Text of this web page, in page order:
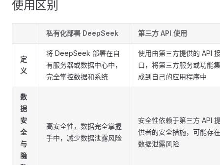
使用区别
私有化部署 DeepSeek 第三方 API 使用
定
义
将 DeepSeek 部署在自
有服务器或数据中心中，
完全掌控数据和系统
使用由第三方提供的 API
口，将第三方服务或功能集
成到自己的应用程序中
数
据
安
全
与
隐
高安全性，数据完全掌握
手中，减少数据泄露风险
安全性依赖于第三方 API
供者的安全措施，可能存在
数据泄露风险